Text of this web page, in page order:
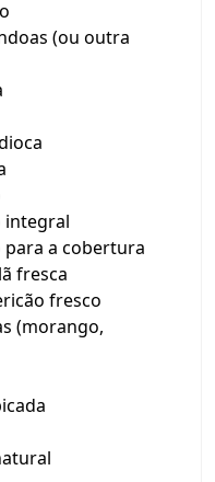
(ou outra
integral
a cobertura
fresca
fresco
(morango,